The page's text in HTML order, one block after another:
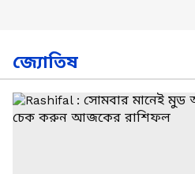
জ্যোতিষ